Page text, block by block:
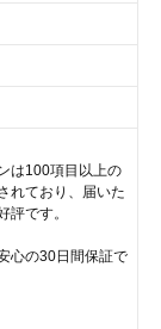
は100項目以上の
れており、届いた
評です。
心の30日間保証で